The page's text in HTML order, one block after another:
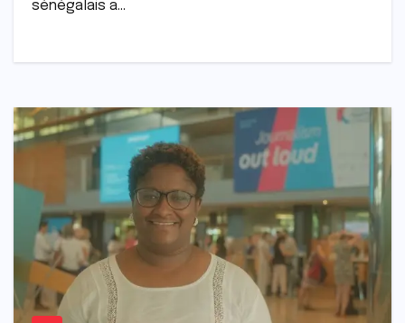
sénégalais a…